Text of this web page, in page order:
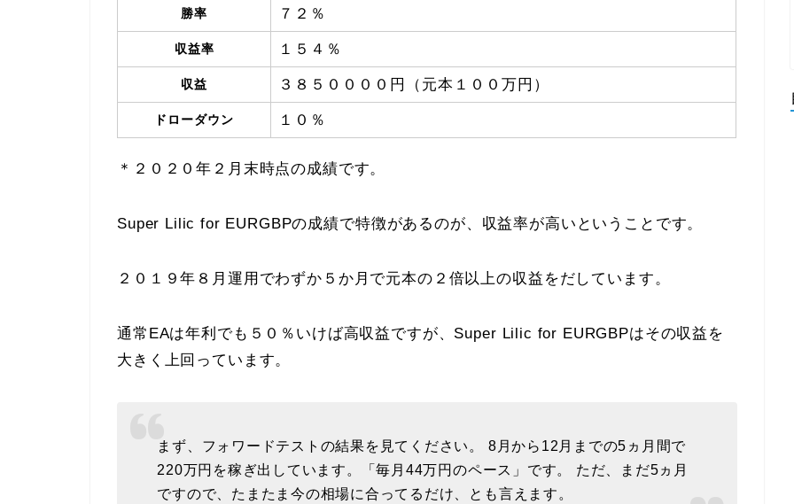
勝率 ７２％
収益率 １５４％
収益 ３８５００００円（元本１００万円）
ドローダウン １０％
＊２０２０年２月末時点の成績です。
Super Lilic for EURGBPの成績で特徴があるのが、収益率が高いということです。
２０１９年８月運用でわずか５か月で元本の２倍以上の収益をだしています。
通常EAは年利でも５０％いけば高収益ですが、Super Lilic for EURGBPはその収益を
大きく上回っています。
まず、フォワードテストの結果を見てください。 8月から12月までの5ヵ月間で
220万円を稼ぎ出しています。「毎月44万円のペース」です。 ただ、まだ5ヵ月
ですので、たまたま今の相場に合ってるだけ、とも言えます。